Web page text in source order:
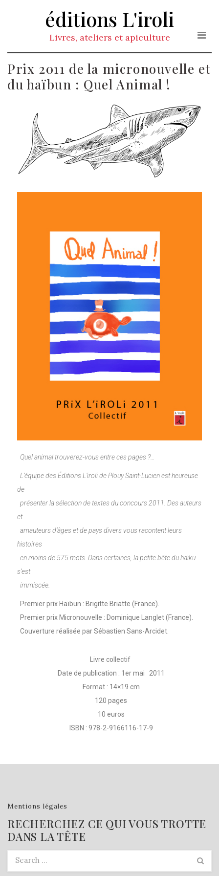
éditions L'iroli
Livres, ateliers et apiculture
Prix 2011 de la micronouvelle et
du haïbun : Quel Animal !
Quel animal trouverez-vous entre ces pages ?…
L’équipe des Éditions L’iroli de Plouy Saint-Lucien est heureuse
de
présenter la sélection de textes du concours 2011. Des auteurs
et
amauteurs d’âges et de pays divers vous racontent leurs
histoires
en moins de 575 mots. Dans certaines, la petite bête du haïku
s’est
immiscée.
Premier prix Haïbun : Brigitte Briatte (France).
Premier prix Micronouvelle : Dominique Langlet (France).
Couverture réalisée par Sébastien Sans-Arcidet.
Livre collectif
Date de publication : 1er mai 2011
Format : 14×19 cm
120 pages
10 euros
ISBN : 978-2-9166116-17-9
Mentions légales
RECHERCHEZ CE QUI VOUS TROTTE
DANS LA TÊTE